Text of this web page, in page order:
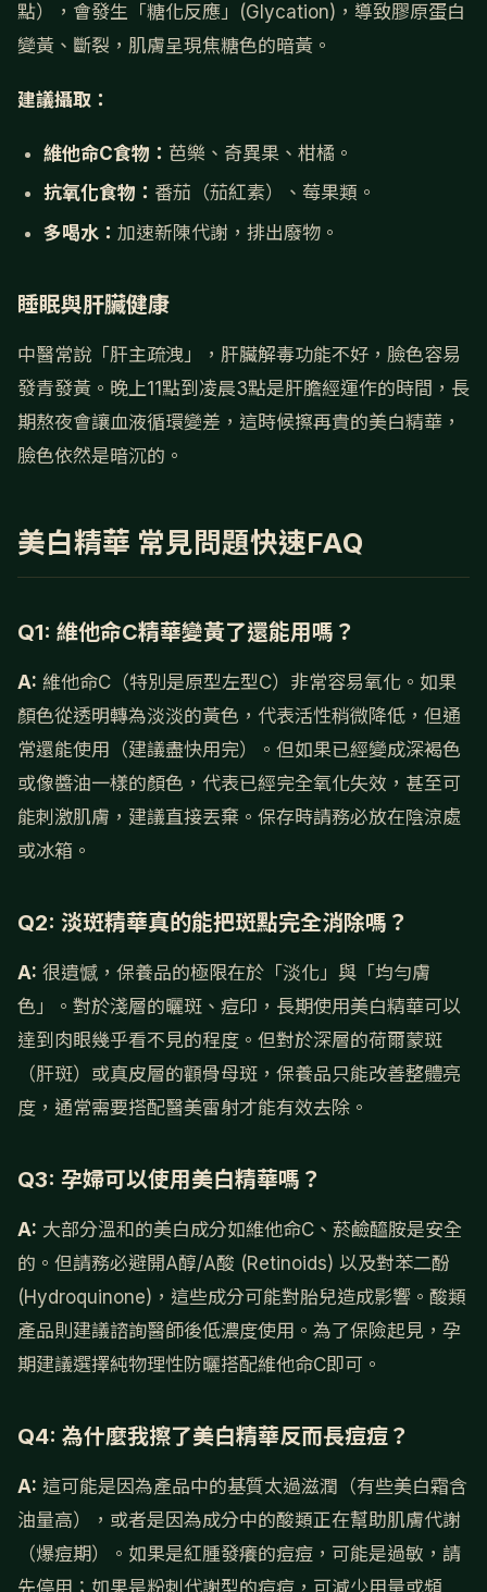
點），會發生「糖化反應」(Glycation)，導致膠原蛋白
變黃、斷裂，肌膚呈現焦糖色的暗黃。
建議攝取：
維他命C食物： 芭樂、奇異果、柑橘。
抗氧化食物： 番茄（茄紅素）、莓果類。
多喝水： 加速新陳代謝，排出廢物。
睡眠與肝臟健康
中醫常說「肝主疏洩」，肝臟解毒功能不好，臉色容易
發青發黃。晚上11點到凌晨3點是肝膽經運作的時間，長
期熬夜會讓血液循環變差，這時候擦再貴的美白精華，
臉色依然是暗沉的。
美白精華 常見問題快速FAQ
Q1: 維他命C精華變黃了還能用嗎？
A: 維他命C（特別是原型左型C）非常容易氧化。如果
顏色從透明轉為淡淡的黃色，代表活性稍微降低，但通
常還能使用（建議盡快用完）。但如果已經變成深褐色
或像醬油一樣的顏色，代表已經完全氧化失效，甚至可
能刺激肌膚，建議直接丟棄。保存時請務必放在陰涼處
或冰箱。
Q2: 淡斑精華真的能把斑點完全消除嗎？
A: 很遺憾，保養品的極限在於「淡化」與「均勻膚
色」。對於淺層的曬斑、痘印，長期使用美白精華可以
達到肉眼幾乎看不見的程度。但對於深層的荷爾蒙斑
（肝斑）或真皮層的顴骨母斑，保養品只能改善整體亮
度，通常需要搭配醫美雷射才能有效去除。
Q3: 孕婦可以使用美白精華嗎？
A: 大部分溫和的美白成分如維他命C、菸鹼醯胺是安全
的。但請務必避開A醇/A酸 (Retinoids) 以及對苯二酚
(Hydroquinone)，這些成分可能對胎兒造成影響。酸類
產品則建議諮詢醫師後低濃度使用。為了保險起見，孕
期建議選擇純物理性防曬搭配維他命C即可。
Q4: 為什麼我擦了美白精華反而長痘痘？
A: 這可能是因為產品中的基質太過滋潤（有些美白霜含
油量高），或者是因為成分中的酸類正在幫助肌膚代謝
（爆痘期）。如果是紅腫發癢的痘痘，可能是過敏，請